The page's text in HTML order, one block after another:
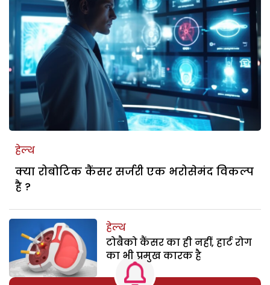
हेल्थ
क्या रोबोटिक कैंसर सर्जरी एक भरोसेमंद विकल्प
है ?
हेल्थ
टोबैको कैंसर का ही नहीं, हार्ट रोग
का भी प्रमुख कारक है